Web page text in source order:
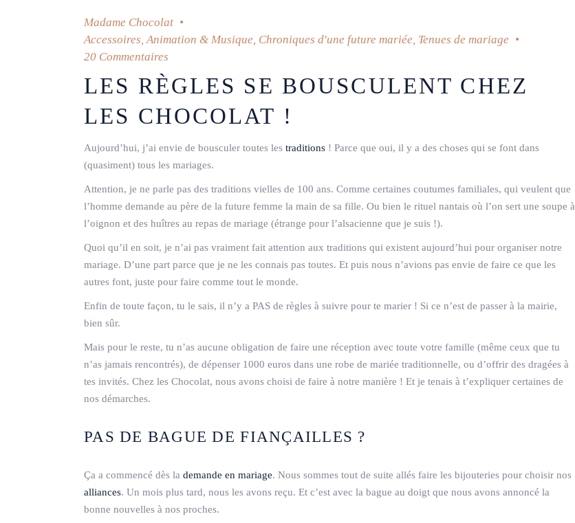
Madame Chocolat
Accessoires,Animation & Musique, Chroniques d'une future mariée, Tenues de mariage
20 Commentaires
LES RÈGLES SE BOUSCULENT CHEZ
LES CHOCOLAT !
Aujourd’hui, j’ai envie de bousculer toutes les traditions ! Parce que oui, il y a des choses qui se font dans
(quasiment) tous les mariages.
Attention, je ne parle pas des traditions vielles de 100 ans. Comme certaines coutumes familiales, qui veulent que
l’homme demande au père de la future femme la main de sa fille. Ou bien le rituel nantais où l’on sert une soupe à
l’oignon et des huîtres au repas de mariage (étrange pour l’alsacienne que je suis !).
Quoi qu’il en soit, je n’ai pas vraiment fait attention aux traditions qui existent aujourd’hui pour organiser notre
mariage. D’une part parce que je ne les connais pas toutes. Et puis nous n’avions pas envie de faire ce que les
autres font, juste pour faire comme tout le monde.
Enfin de toute façon, tu le sais, il n’y a PAS de règles à suivre pour te marier ! Si ce n’est de passer à la mairie,
bien sûr.
Mais pour le reste, tu n’as aucune obligation de faire une réception avec toute votre famille (même ceux que tu
n’as jamais rencontrés), de dépenser 1000 euros dans une robe de mariée traditionnelle, ou d’offrir des dragées à
tes invités. Chez les Chocolat, nous avons choisi de faire à notre manière ! Et je tenais à t’expliquer certaines de
nos démarches.
PAS DE BAGUE DE FIANÇAILLES ?
Ça a commencé dès la demande en mariage. Nous sommes tout de suite allés faire les bijouteries pour choisir nos
alliances. Un mois plus tard, nous les avons reçu. Et c’est avec la bague au doigt que nous avons annoncé la
bonne nouvelles à nos proches.